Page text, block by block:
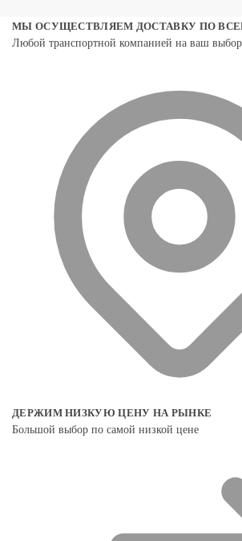
МЫ ОСУЩЕСТВЛЯЕМ ДОСТАВКУ ПО
Любой транспортной компанией на ваш выбор
ДЕРЖИМ НИЗКУЮ ЦЕНУ НА РЫНКЕ
Большой выбор по самой низкой цене